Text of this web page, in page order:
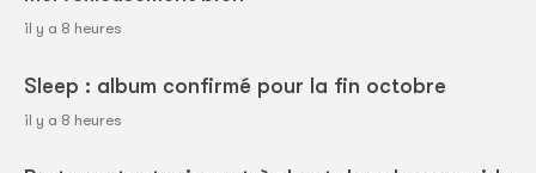
il y a 8 heures
Sleep : album confirmé pour la fin octobre
il y a 8 heures